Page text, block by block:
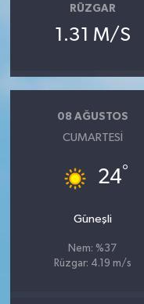
RÜZGAR
1.31 M/S
08 AĞUSTOS
CUMARTESI
24°
Güneşli
Nem: %37
Rüzgar: 4.19 m/s